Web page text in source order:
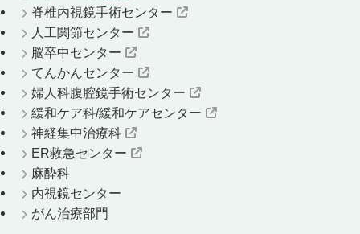
脊椎内視鏡手術センター
人工関節センター
脳卒中センター
てんかんセンター
婦人科腹腔鏡手術センター
緩和ケア科/緩和ケアセンター
神経集中治療科
ER救急センター
麻酔科
内視鏡センター
がん治療部門